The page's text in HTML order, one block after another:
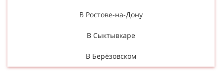
В Ростове-на-Дону
В Сыктывкаре
В Берёзовском